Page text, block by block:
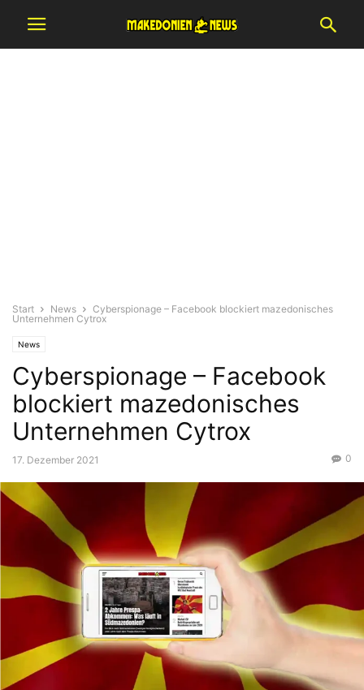
Start News
Cyberspionage – Facebook blockiert mazedonisches
Unternehmen Cytrox
News
Cyberspionage – Facebook
blockiert mazedonisches
Unternehmen Cytrox
17. Dezember 2021 0